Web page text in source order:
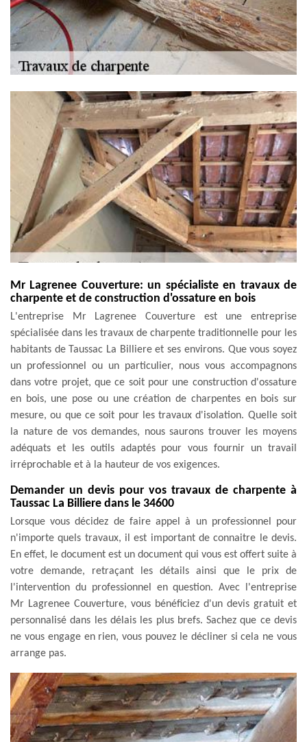
Mr Lagrenee Couverture: un spécialiste en travaux de
charpente et de construction d'ossature en bois
L'entreprise Mr Lagrenee Couverture est une entreprise
spécialisée dans les travaux de charpente traditionnelle pour les
habitants de Taussac La Billiere et ses environs. Que vous soyez
un professionnel ou un particulier, nous vous accompagnons
dans votre projet, que ce soit pour une construction d'ossature
en bois, une pose ou une création de charpentes en bois sur
mesure, ou que ce soit pour les travaux d'isolation. Quelle soit
la nature de vos demandes, nous saurons trouver les moyens
adéquats et les outils adaptés pour vous fournir un travail
irréprochable et à la hauteur de vos exigences.
Demander un devis pour vos travaux de charpente à
Taussac La Billiere dans le 34600
Lorsque vous décidez de faire appel à un professionnel pour
n'importe quels travaux, il est important de connaitre le devis.
En effet, le document est un document qui vous est offert suite à
votre demande, retraçant les détails ainsi que le prix de
l'intervention du professionnel en question. Avec l'entreprise
Mr Lagrenee Couverture, vous bénéficiez d'un devis gratuit et
personnalisé dans les délais les plus brefs. Sachez que ce devis
ne vous engage en rien, vous pouvez le décliner si cela ne vous
arrange pas.